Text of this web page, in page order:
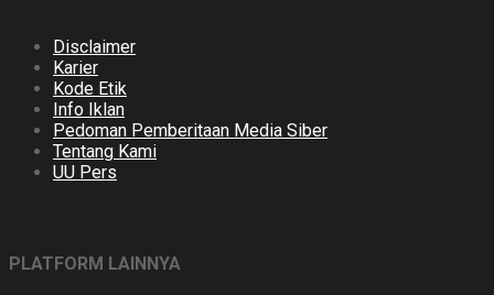
Disclaimer
Karier
Kode Etik
Info Iklan
Pedoman Pemberitaan Media Siber
Tentang Kami
UU Pers
PLATFORM LAINNYA